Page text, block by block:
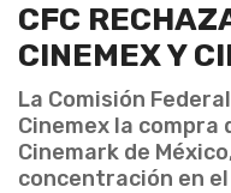
CFC
CINEMEX Y
La Comisión
Cinemex la compra
Cinemark de
concentración en